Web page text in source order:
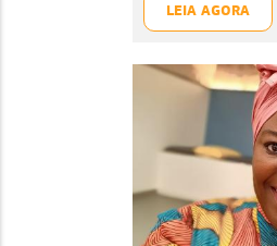
LEIA AGORA